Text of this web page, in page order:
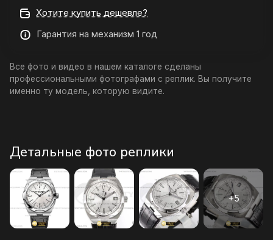
Хотите купить дешевле?
Гарантия на механизм 1 год
Все фото и видео в нашем каталоге сделаны
профессиональными фотографами с реплик. Вы получите
именно ту модель, которую видите.
Детальные фото реплики